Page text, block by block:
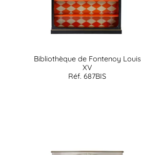
Bibliothèque de Fontenoy Louis
XV
Réf. 687BIS